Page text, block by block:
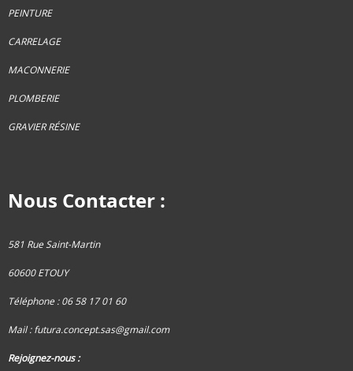
PEINTURE
CARRELAGE
MACONNERIE
PLOMBERIE
GRAVIER RÉSINE
Nous Contacter :
581 Rue Saint-Martin
60600 ETOUY
Téléphone : 06 58 17 01 60
Mail :futura.concept.sas@gmail.com
Rejoignez-nous :